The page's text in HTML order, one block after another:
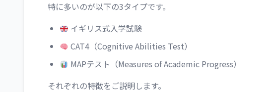
特に多いのが以下の3タイプです。
イギリス式入学試験
CAT4（Cognitive Abilities Test）
MAPテスト（Measures of Academic Progress）
それぞれの特徴をご説明します。